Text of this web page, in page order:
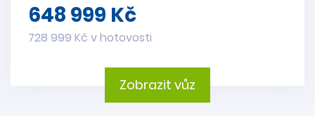
648 999 Kč
728 999 Kč v hotovosti
Zobrazit vůz